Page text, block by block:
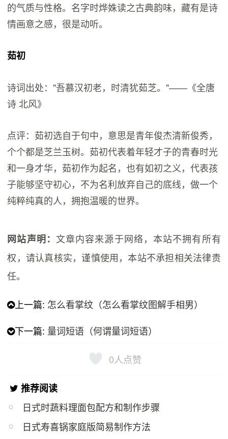
的气质与性格。名字时烨姝读之古典韵味，藏有是诗
情画意之感，很是动听。
茹初
诗词出处："吾慕汉初老，时清犹茹芝。"——《全唐
诗 北风》
点评：茹初选自于句中，意思是青年俊杰清新俊秀，
个个都是芝兰玉树。茹初代表着年轻才子的青春时光
和一身才华，茹初作为起名，也有如初之义，代表孩
子能够坚守初心，不为名利放弃自己的底线，做一个
纯粹纯真的人，拥抱温暖的世界。
网站声明： 文章内容来源于网络，本站不拥有所有
权，请认真核实，谨慎使用，本站不承担相关法律责
任。
上一篇: 怎么看掌纹（怎么看掌纹图解手相男）
下一篇: 量词短语（何谓量词短语）
0人点赞
推荐阅读
日式时蔬料理面包配方和制作步骤
日式寿喜锅家庭版简易制作方法